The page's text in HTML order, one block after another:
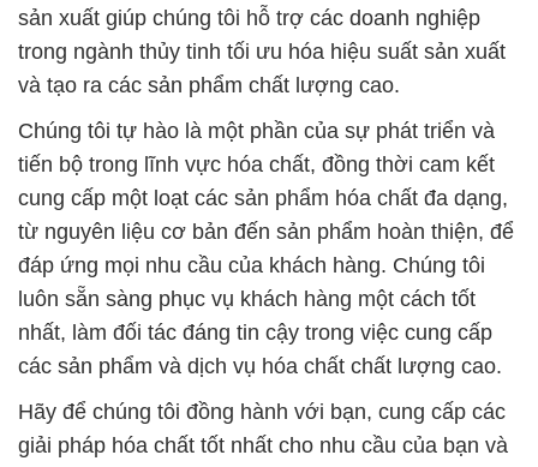
sản xuất giúp chúng tôi hỗ trợ các doanh nghiệp
trong ngành thủy tinh tối ưu hóa hiệu suất sản xuất
và tạo ra các sản phẩm chất lượng cao.
Chúng tôi tự hào là một phần của sự phát triển và
tiến bộ trong lĩnh vực hóa chất, đồng thời cam kết
cung cấp một loạt các sản phẩm hóa chất đa dạng,
từ nguyên liệu cơ bản đến sản phẩm hoàn thiện, để
đáp ứng mọi nhu cầu của khách hàng. Chúng tôi
luôn sẵn sàng phục vụ khách hàng một cách tốt
nhất, làm đối tác đáng tin cậy trong việc cung cấp
các sản phẩm và dịch vụ hóa chất chất lượng cao.
Hãy để chúng tôi đồng hành với bạn, cung cấp các
giải pháp hóa chất tốt nhất cho nhu cầu của bạn và